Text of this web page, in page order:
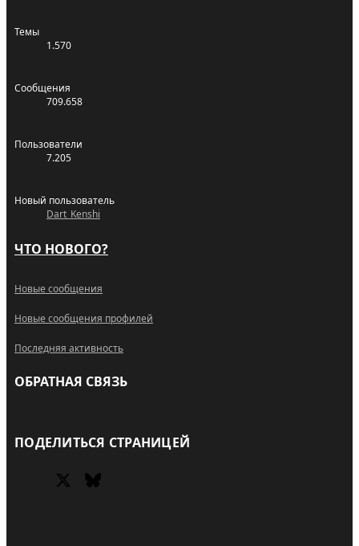
Темы
1.570
Сообщения
709.658
Пользователи
7.205
Новый пользователь
Dart_Kenshi
ЧТО НОВОГО?
Новые сообщения
Новые сообщения профилей
Последняя активность
ОБРАТНАЯ СВЯЗЬ
ПОДЕЛИТЬСЯ СТРАНИЦЕЙ
X (Twitter)Bluesky